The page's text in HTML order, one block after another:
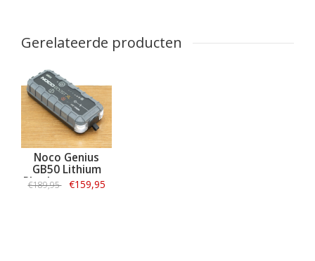
Gerelateerde producten
Noco Genius
GB50 Lithium
Plus Jumpstarter
€189,95 €159,95